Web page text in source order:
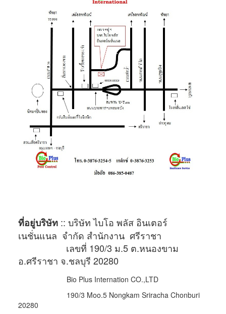
ที่อยู่บริษัท :: บริษัท ไบโอ พลัส อินเตอร์
เนชั่นแนล จำกัด สำนักงาน ศรีราชา
เลขที่ 190/3 ม.5 ต.หนองขาม
อ.ศรีราชา จ.ชลบุรี 20280
Bio Plus Internation CO.,LTD
190/3 Moo.5 Nongkam Sriracha Chonburi
20280